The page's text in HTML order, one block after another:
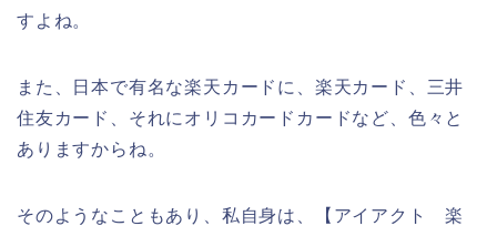
すよね。
また、日本で有名な楽天カードに、楽天カード、三井
住友カード、それにオリコカードカードなど、色々と
ありますからね。
そのようなこともあり、私自身は、【アイアクト 楽